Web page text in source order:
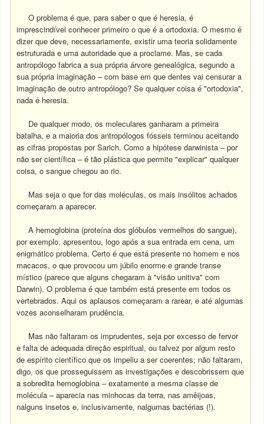
O problema é que, para saber o que é heresia, é
imprescindível conhecer primeiro o que é a ortodoxia. O mesmo é
dizer que deve, necessariamente, existir uma teoria solidamente
estruturada e uma autoridade que a proclame. Mas, se cada
antropólogo fabrica a sua própria árvore genealógica, segundo a
sua própria imaginação – com base em que dentes vai censurar a
imaginação de outro antropólogo? Se qualquer coisa é "ortodoxia",
nada é heresia.
De qualquer modo, os moleculares ganharam a primeira
batalha, e a maioria dos antropólogos fósseis terminou aceitando
as cifras propostas por Sarich. Como a hipótese darwinista – por
não ser científica – é tão plástica que permite "explicar" qualquer
coisa, o sangue chegou ao rio.
Mas seja o que for das moléculas, os mais insólitos achados
começaram a aparecer.
A hemoglobina (proteína dos glóbulos vermelhos do sangue),
por exemplo, apresentou, logo após a sua entrada em cena, um
enigmático problema. Certo é que está presente no homem e nos
macacos, o que provocou um júbilo enorme e grande transe
místico (parece que alguns chegaram à "visão unitiva" com
Darwin). O problema é que também está presente em todos os
vertebrados. Aqui os aplausos começaram a rarear, e até algumas
vozes aconselharam prudência.
Mas não faltaram os imprudentes, seja por excesso de fervor
e falta de adequada direção espiritual, ou talvez por algum resto
de espírito científico que os impeliu a ser coerentes; não faltaram,
digo, os que prosseguissem as investigações e descobrissem que
a sobredita hemoglobina – exatamente a mesma classe de
molécula – aparecia nas minhocas da terra, nas amêijoas,
nalguns insetos e, inclusivamente, nalgumas bactérias (!).